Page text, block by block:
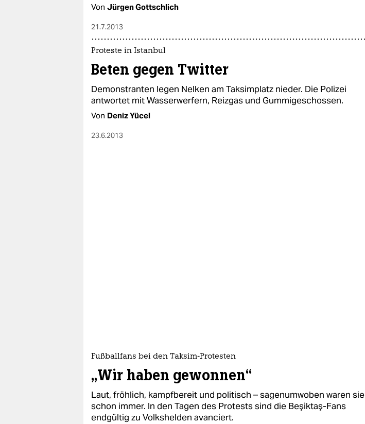
Von Jürgen Gottschlich
21.7.2013
Proteste in Istanbul
Beten gegen Twitter
Demonstranten legen Nelken am Taksimplatz nieder. Die Polizei
antwortet mit Wasserwerfern, Reizgas und Gummigeschossen.
Von Deniz Yücel
23.6.2013
Fußballfans bei den Taksim-Protesten
„Wir haben gewonnen“
Laut, fröhlich, kampfbereit und politisch – sagenumwoben waren sie
schon immer. In den Tagen des Protests sind die Beşiktaş-Fans
endgültig zu Volkshelden avanciert.